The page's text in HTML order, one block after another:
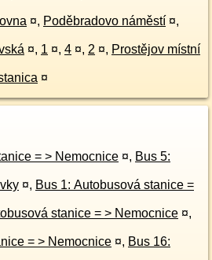
¤, Poděbradovo náměstí ¤,
¤, 1 ¤, 4 ¤, 2 ¤, Prostějov místní
¤
Bus 21: Autobusová stanice = > Nemocnice ¤, Bus 5:
¤, Bus 1: Autobusová stanice =
Bus 2: Autobusová stanice = > Nemocnice ¤,
Bus 9: Autobusová stanice = > Nemocnice ¤, Bus 16: